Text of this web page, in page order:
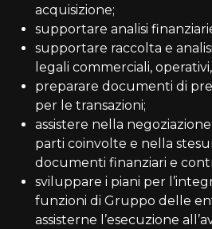
acquisizione;
supportare analisi
supportare raccolta e
legali commerciali,
preparare documenti di
per le transazioni;
assistere nella
parti coinvolte e nella
documenti finanziari e
sviluppare i piani per
funzioni di Gruppo delle
assisterne l’esecuzione